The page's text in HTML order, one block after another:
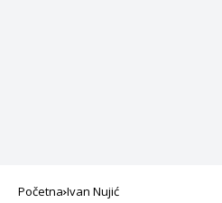
Početna Ivan Nujić